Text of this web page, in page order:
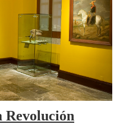
Revolución